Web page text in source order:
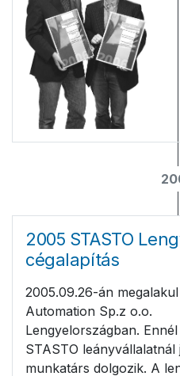
2005 STASTO
cégalapítás
2005.09.26-án
Automation Sp.z o.o.
Lengyelországban.
STASTO leányvállalatnál
munkatárs dolgozik. A